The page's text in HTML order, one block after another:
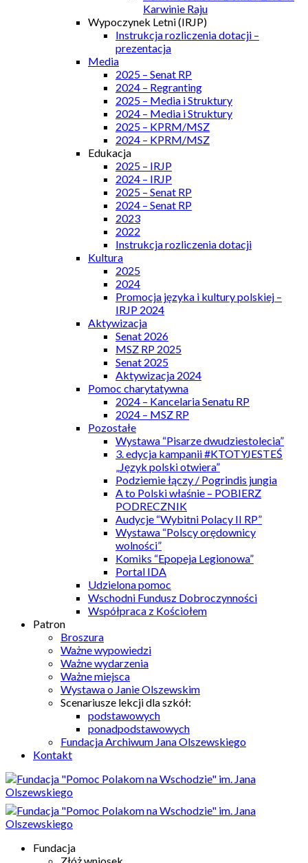
Karwinie Raju
Wypoczynek Letni (IRJP)
Instrukcja rozliczenia dotacji –
prezentacja
Media
2025 – Senat RP
2024 – Regranting
2025 – Media i Struktury
2024 – Media i Struktury
2025 – KPRM/MSZ
2024 – KPRM/MSZ
Edukacja
2025 – IRJP
2024 – IRJP
2025 – Senat RP
2024 – Senat RP
2023
2022
Instrukcja rozliczenia dotacji
Kultura
2025
2024
Promocja języka i kultury polskiej –
IRJP 2024
Aktywizacja
Senat 2026
MSZ RP 2025
Senat 2025
Aktywizacja 2024
Pomoc charytatywna
2024 – Kancelaria Senatu RP
2024 – MSZ RP
Pozostałe
Wystawa “Pisarze dwudziestolecia”
3. edycja kampanii #KTOTYJESTEŚ
„Język polski otwiera”
Podziemie łączy / Pogrindis jungia
A to Polski właśnie – POBIERZ
PODRECZNIK
Audycje “Wybitni Polacy II RP”
Wystawa “Polscy orędownicy
wolności”
Komiks “Epopeja Legionowa”
Portal IDA
Udzielona pomoc
Wschodni Fundusz Dobroczynności
Współpraca z Kościołem
Patron
Broszura
Ważne wypowiedzi
Ważne wydarzenia
Ważne miejsca
Wystawa o Janie Olszewskim
Scenariusze lekcji dla szkół:
podstawowych
ponadpodstawowych
Fundacja Archiwum Jana Olszewskiego
Kontakt
Fundacja